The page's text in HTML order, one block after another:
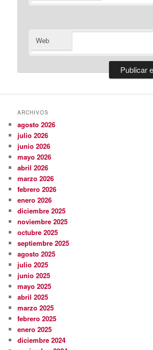
Web
ARCHIVOS
agosto 2026
julio 2026
junio 2026
mayo 2026
abril 2026
marzo 2026
febrero 2026
enero 2026
diciembre 2025
noviembre 2025
octubre 2025
septiembre 2025
agosto 2025
julio 2025
junio 2025
mayo 2025
abril 2025
marzo 2025
febrero 2025
enero 2025
diciembre 2024